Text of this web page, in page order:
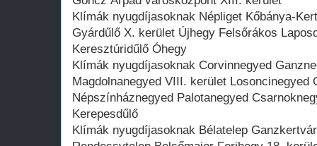
Klímák nyugdíjasoknak Népliget Kőbánya-
Gyárdűlő X. kerület Újhegy Felsőrákos
Keresztúridűlő Óhegy
Klímák nyugdíjasoknak Corvinnegyed
Magdolnanegyed VIII. kerület Losoncinegyed
Népszínháznegyed Palotanegyed
Kerepesdűlő
Klímák nyugdíjasoknak Bélatelep